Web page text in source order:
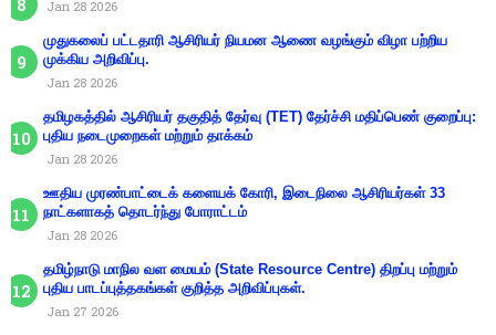
Jan 28 2026
முதுகலைப் பட்டதாரி ஆசிரியர் நியமன ஆணை வழங்கும் விழா பற்றிய
முக்கிய அறிவிப்பு.
Jan 28 2026
தமிழகத்தில் ஆசிரியர் தகுதித் தேர்வு (TET) தேர்ச்சி மதிப்பெண் குறைப்பு:
புதிய நடைமுறைகள் மற்றும் தாக்கம்
Jan 28 2026
ஊதிய முரண்பாட்டைக் களையக் கோரி, இடைநிலை ஆசிரியர்கள் 33
நாட்களாகத் தொடர்ந்து போராட்டம்
Jan 28 2026
தமிழ்நாடு மாநில வள மையம் (State Resource Centre) திறப்பு மற்றும்
புதிய பாடப்புத்தகங்கள் குறித்த அறிவிப்புகள்.
Jan 27 2026